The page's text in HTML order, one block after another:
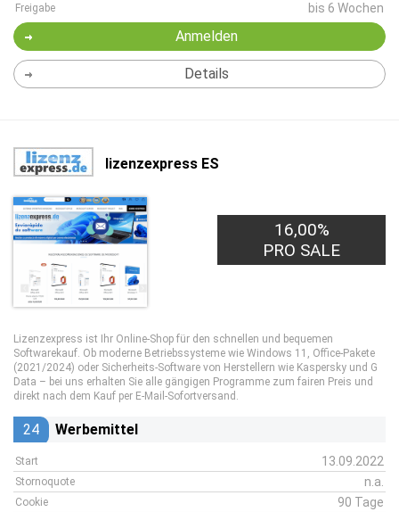
Freigabe bis 6 Wochen
Anmelden
Details
lizenzexpress ES
16,00%
PRO SALE
Lizenzexpress ist Ihr Online-Shop für den schnellen und bequemen
Softwarekauf. Ob moderne Betriebssysteme wie Windows 11, Office-Pakete
(2021/2024) oder Sicherheits-Software von Herstellern wie Kaspersky und G
Data – bei uns erhalten Sie alle gängigen Programme zum fairen Preis und
direkt nach dem Kauf per E-Mail-Sofortversand.
24 Werbemittel
Start 13.09.2022
Stornoquote n.a.
Cookie 90 Tage